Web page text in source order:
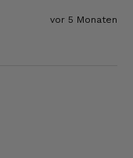
vor 5 Monaten